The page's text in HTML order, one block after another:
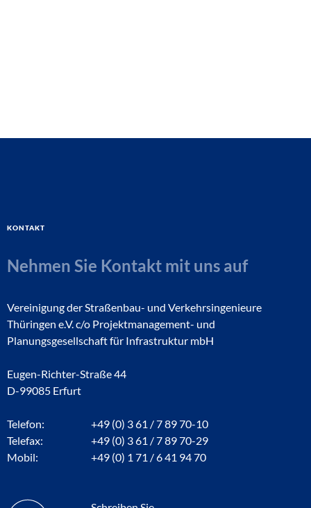
Kontakt
Nehmen Sie Kontakt mit uns auf
Vereinigung der Straßenbau- und Verkehrsingenieure
Thüringen e.V. c/o Projektmanagement- und
Planungsgesellschaft für Infrastruktur mbH
Eugen-Richter-Straße 44
D-99085 Erfurt
Telefon:
+49 (0) 3 61 / 7 89 70-10
Telefax:
+49 (0) 3 61 / 7 89 70-29
Mobil:
+49 (0) 1 71 / 6 41 94 70